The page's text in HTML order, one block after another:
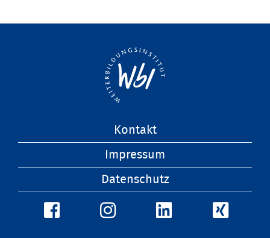
Kontakt
Impressum
Datenschutz